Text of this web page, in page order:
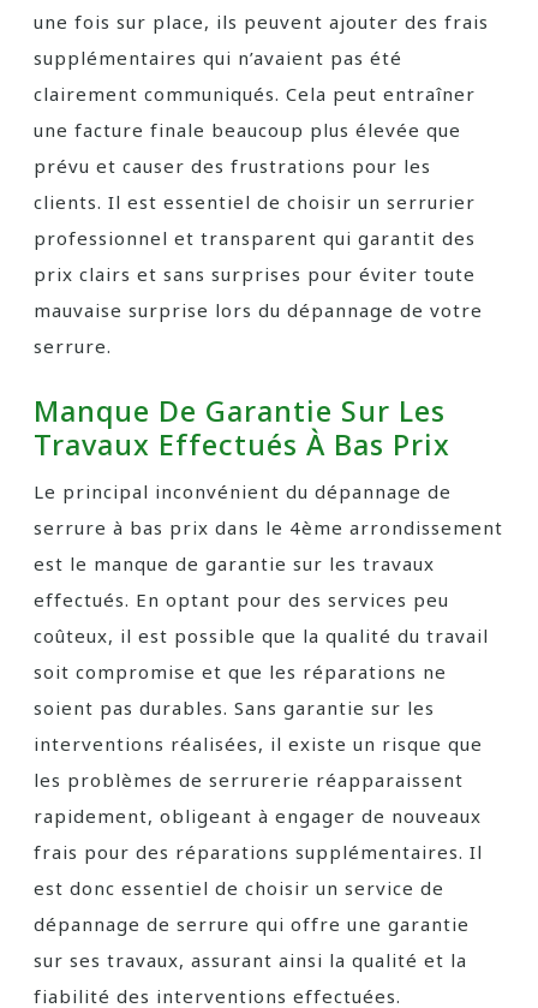
une fois sur place, ils peuvent ajouter des frais
supplémentaires qui n’avaient pas été
clairement communiqués. Cela peut entraîner
une facture finale beaucoup plus élevée que
prévu et causer des frustrations pour les
clients. Il est essentiel de choisir un serrurier
professionnel et transparent qui garantit des
prix clairs et sans surprises pour éviter toute
mauvaise surprise lors du dépannage de votre
serrure.
Manque De Garantie Sur Les
Travaux Effectués À Bas Prix
Le principal inconvénient du dépannage de
serrure à bas prix dans le 4ème arrondissement
est le manque de garantie sur les travaux
effectués. En optant pour des services peu
coûteux, il est possible que la qualité du travail
soit compromise et que les réparations ne
soient pas durables. Sans garantie sur les
interventions réalisées, il existe un risque que
les problèmes de serrurerie réapparaissent
rapidement, obligeant à engager de nouveaux
frais pour des réparations supplémentaires. Il
est donc essentiel de choisir un service de
dépannage de serrure qui offre une garantie
sur ses travaux, assurant ainsi la qualité et la
fiabilité des interventions effectuées.